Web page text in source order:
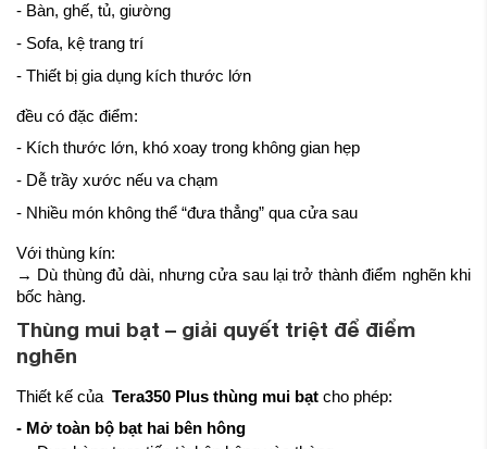
- Bàn, ghế, tủ, giường
- Sofa, kệ trang trí
- Thiết bị gia dụng kích thước lớn
đều có đặc điểm:
- Kích thước lớn, khó xoay trong không gian hẹp
- Dễ trầy xước nếu va chạm
- Nhiều món không thể “đưa thẳng” qua cửa sau
Với thùng kín:
→ Dù thùng đủ dài, nhưng cửa sau lại trở thành điểm nghẽn khi
bốc hàng.
Thùng mui bạt – giải quyết triệt để điểm
nghẽn
Thiết kế của Tera350 Plus thùng mui bạt cho phép:
- Mở toàn bộ bạt hai bên hông